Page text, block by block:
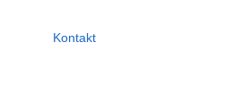
Kontakt